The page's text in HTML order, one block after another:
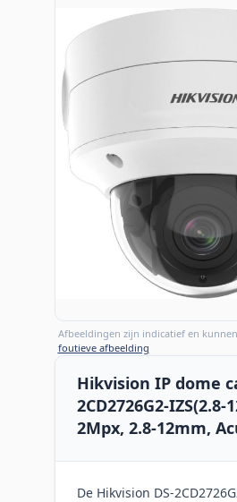
Afbeeldingen zijn indicatief en
foutieve afbeelding
Hikvision IP dome
2CD2726G2-IZS(2.8-
2Mpx, 2.8-12mm,
De Hikvision DS-